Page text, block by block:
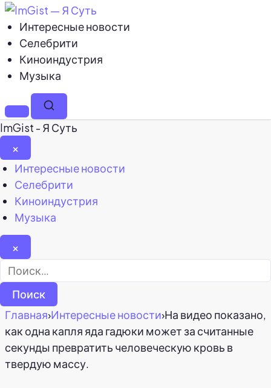
Интересные новости
Селебрити
Киноиндустрия
Музыка
МенюПоиск
ImGist - Я Суть
×
Закрыть
меню
Интересные новости
Селебрити
Киноиндустрия
Музыка
×
Найти:
Главная›Интересные новости›На видео показано,
как одна капля яда гадюки может за считанные
секунды превратить человеческую кровь в
твердую массу.